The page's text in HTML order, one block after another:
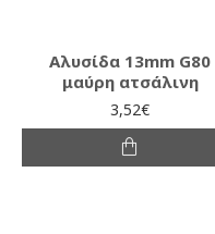
Αλυσίδα 13mm G80
μαύρη ατσάλινη
3,52€